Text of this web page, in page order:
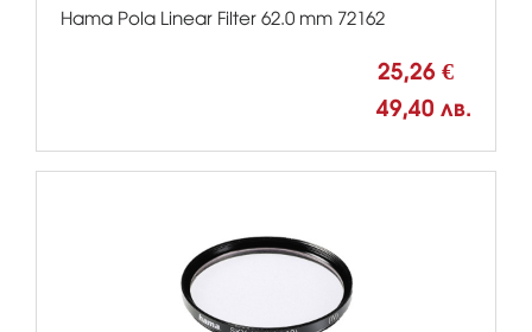
Hama Pola Linear Filter 62.0 mm 72162
25,26 €
49,40 лв.